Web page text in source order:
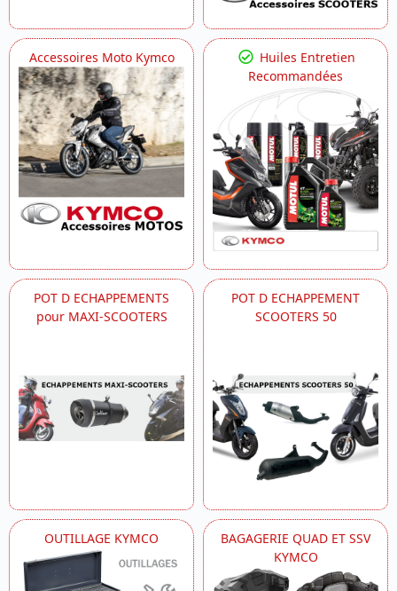
Accessoires Moto Kymco
Huiles Entretien
Recommandées
POT D ECHAPPEMENTS
pour MAXI-SCOOTERS
POT D ECHAPPEMENT
SCOOTERS 50
OUTILLAGE KYMCO
BAGAGERIE QUAD ET SSV
KYMCO